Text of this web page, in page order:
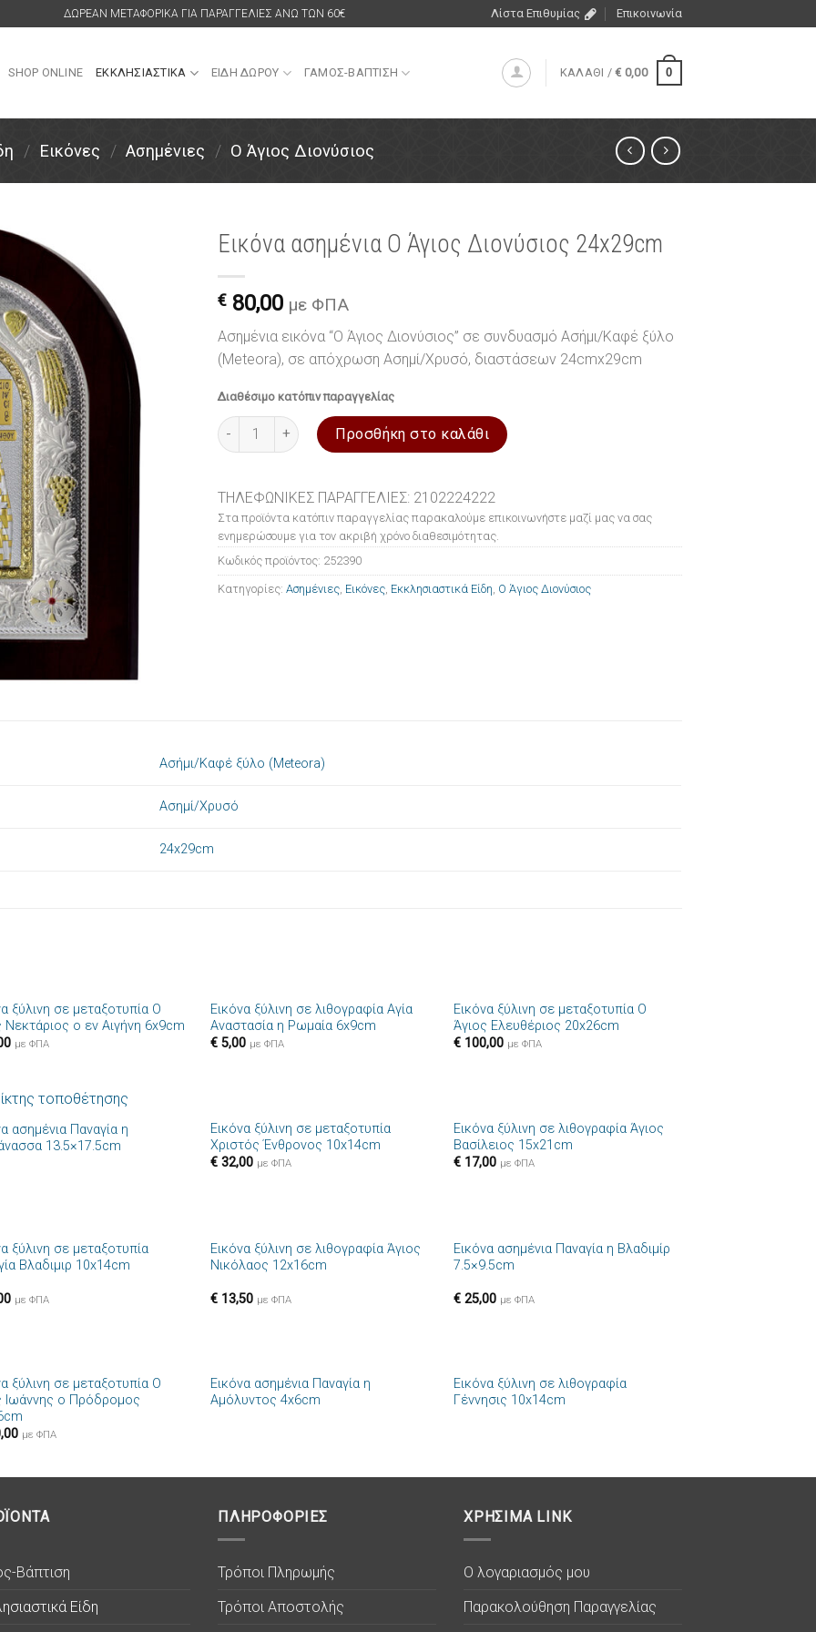
ΔΩΡΕΑΝ ΜΕΤΑΦΟΡΙΚΑ ΓΙΑ ΠΑΡΑΓΓΕΛΙΕΣ ΑΝΩ ΤΩΝ 60€ Λίστα Επιθυμίας Επικοινωνία
SHOP ONLINE ΕΚΚΛΗΣΙΑΣΤΙΚΑ ΕΙΔΗ ΔΩΡΟΥ ΓΑΜΟΣ-ΒΑΠΤΙΣΗ ΚΑΛΑΘΙ /€ 0,00 0
/ Εικόνες / Ασημένιες / Ο Άγιος Διονύσιος
επιθυμιών
Εικόνα ασημένια Ο Άγιος Διονύσιος 24x29cm
€ 80,00 με ΦΠΑ
Ασημένια εικόνα “Ο Άγιος Διονύσιος” σε συνδυασμό Ασήμι/Καφέ ξύλο
(Meteora), σε απόχρωση Ασημί/Χρυσό, διαστάσεων 24cmx29cm
Διαθέσιμο κατόπιν παραγγελίας
Εικόνα ασημένια Ο Άγιος Διονύσιος 24x29cm ποσότητα
Προσθήκη στο καλάθι
ΤΗΛΕΦΩΝΙΚΕΣ ΠΑΡΑΓΓΕΛΙΕΣ: 2102224222
Στα προϊόντα κατόπιν παραγγελίας παρακαλούμε επικοινωνήστε μαζί μας να σας
ενημερώσουμε για τον ακριβή χρόνο διαθεσιμότητας.
Κωδικός προϊόντος: 252390
Κατηγορίες: Ασημένιες Εικόνες Εκκλησιαστικά Είδη Ο Άγιος Διονύσιος
Ασήμι/Καφέ ξύλο (Meteora)
Ασημί/Χρυσό
24x29cm
Πρόσθήκη
στην λίστα
ξύλινη σε μεταξοτυπία Ο
Νεκτάριος ο εν Αιγήνη 6x9cm
με ΦΠΑ
Πρόσθήκη
στην λίστα
Εικόνα ξύλινη σε λιθογραφία Αγία
Αναστασία η Ρωμαία 6x9cm
€ 5,00 με ΦΠΑ
Πρόσθήκη
στην λίστα
Εικόνα ξύλινη σε μεταξοτυπία Ο
Άγιος Ελευθέριος 20x26cm
€100,00 με ΦΠΑ
ασημένια Παναγία η
13.5×17.5cm
Πρόσθήκη
στην λίστα
Εικόνα ξύλινη σε μεταξοτυπία
Χριστός Ένθρονος 10x14cm
€ 32,00 με ΦΠΑ
Πρόσθήκη
Εικόνα ξύλινη σε λιθογραφία Άγιος
Βασίλειος 15x21cm
€17,00 με ΦΠΑ
Πρόσθήκη
στην λίστα
ξύλινη σε μεταξοτυπία
Βλαδιμιρ 10x14cm
με ΦΠΑ
Πρόσθήκη
Εικόνα ξύλινη σε λιθογραφία Άγιος
Νικόλαος 12x16cm
€ 13,50 με ΦΠΑ
Πρόσθήκη
Εικόνα ασημένια Παναγία η Βλαδιμίρ
7.5×9.5cm
€25,00 με ΦΠΑ
Πρόσθήκη
στην λίστα
ξύλινη σε μεταξοτυπία Ο
Ιωάννης ο Πρόδρομος
με ΦΠΑ
Εικόνα ασημένια Παναγία η
Αμόλυντος 4x6cm
Πρόσθήκη
Εικόνα ξύλινη σε λιθογραφία
Γέννησις 10x14cm
Βάπτιση
Είδη
ΠΛΗΡΟΦΟΡΙΕΣ
Τρόποι Πληρωμής
Τρόποι Αποστολής
ΧΡΗΣΙΜΑ LINK
Ο λογαριασμός μου
Παρακολούθηση Παραγγελίας